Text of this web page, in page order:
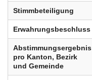
Stimmbeteiligung
Erwahrungsbeschluss
Abstimmungsergebnis
pro Kanton, Bezirk
und Gemeinde